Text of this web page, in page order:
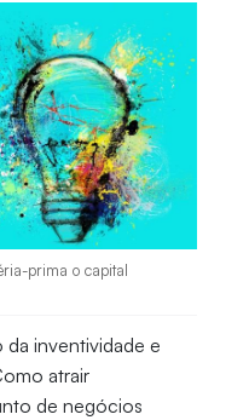
prima o capital
inventividade e
atrair
de negócios